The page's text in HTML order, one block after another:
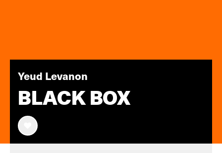
Yeud Levanon
BLACK BOX